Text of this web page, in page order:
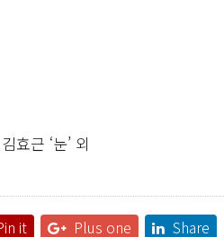
효근 ‘눈’ 외
it Plus one Share